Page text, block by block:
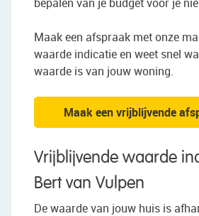
Maak een afspraak met onze
waarde indicatie en weet snel
waarde is van jouw woning.
Maak een vrijblijvende
Vrijblijvende waarde
Bert van Vulpen
De waarde van jouw huis is